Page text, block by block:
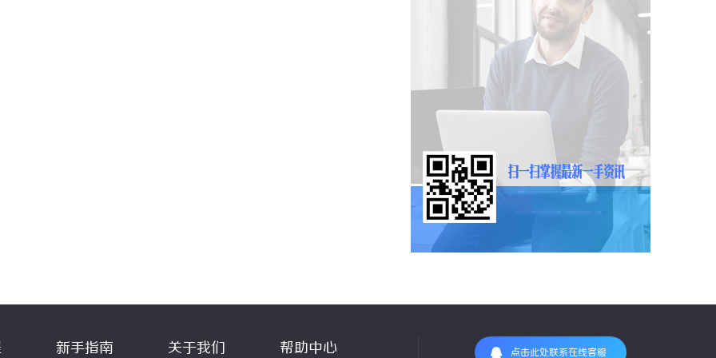
新手指南 关于我们 帮助中心 点击此处联系在线客服